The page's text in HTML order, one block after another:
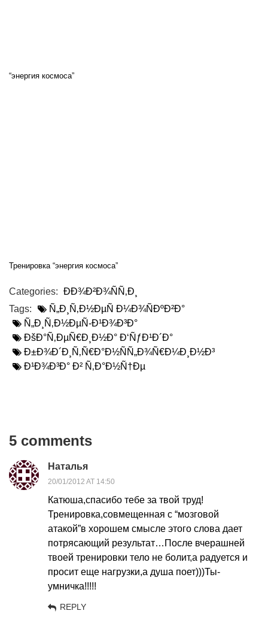
“энергия космоса”
Тренировка “энергия космоса”
Categories: ÐÐ¾Ð²Ð¾ÑÑ‚Ð¸
Tags:
Ñ„Ð¸Ñ‚Ð½ÐµÑ Ð¼Ð¾ÑÐºÐ²Ð°
Ñ„Ð¸Ñ‚Ð½ÐµÑ-Ð¹Ð¾Ð³Ð°
ÐšÐ°Ñ‚ÐµÑ€Ð¸Ð½Ð° Ð‘ÑƒÐ¹Ð´Ð°
Ð±Ð¾Ð´Ð¸Ñ‚Ñ€Ð°Ð½ÑÑ„Ð¾Ñ€Ð¼Ð¸Ð½Ð³
Ð¹Ð¾Ð³Ð° Ð² Ñ‚Ð°Ð½Ñ†Ðµ
5 comments
Наталья
20/01/2012 AT 14:50
Катюша,спасибо тебе за твой труд!
Тренировка,совмещенная с “мозговой
атакой”в хорошем смысле этого слова дает
потрясающий результат…После вчерашней
твоей тренировки тело не болит,а радуется и
просит еще нагрузки,а душа поет)))Ты-
умничка!!!!!
REPLY